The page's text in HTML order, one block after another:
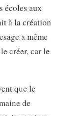
écoles aux
à la création
a même
créer, car le
que le
de